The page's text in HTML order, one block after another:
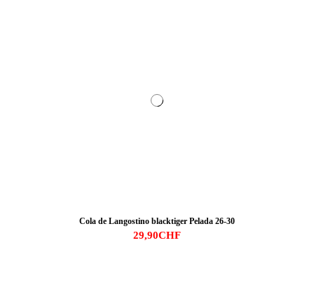
Cola de Langostino blacktiger Pelada 26-30
29,90CHF